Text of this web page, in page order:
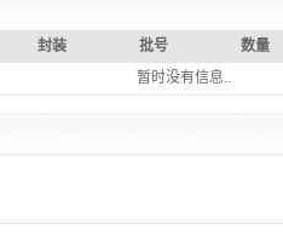
封装 批号
数量
暂时没有信息..